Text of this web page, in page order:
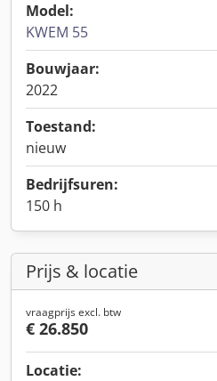
Model:
KWEM 55
Bouwjaar:
2022
Toestand:
nieuw
Bedrijfsuren:
150 h
Prijs & locatie
vraagprijs excl. btw
€ 26.850
Locatie: